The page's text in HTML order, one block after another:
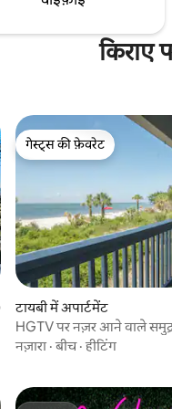
किराए
4.85, 254 समीक्षाएँ
गेस्ट्स की फ़ेवरेट
गेस्ट्स की फ़ेवरेट
टायबी में अपार्टमेंट
HGTV पर नज़र आने वाले
कॉन्डो!
नज़ारा ·बीच·हीटिंग